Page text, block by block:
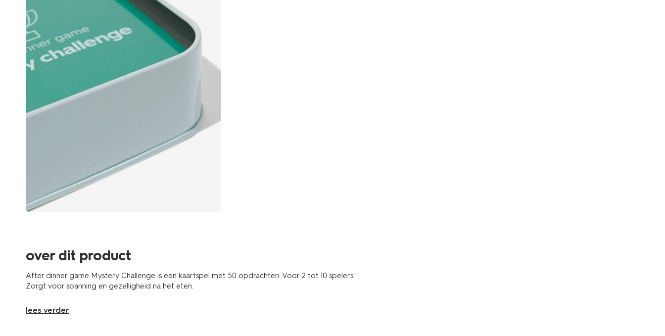
over dit product
After dinner game Mystery Challenge is een kaartspel met 50 opdrachten. Voor 2 tot 10 spelers.
Zorgt voor spanning en gezelligheid na het eten.
lees verder